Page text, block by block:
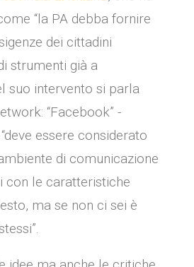
“la PA debba fornire
dei cittadini
strumenti già a
suo intervento si parla
“Facebook” -
essere considerato
di comunicazione
con le caratteristiche
ma se non ci sei è